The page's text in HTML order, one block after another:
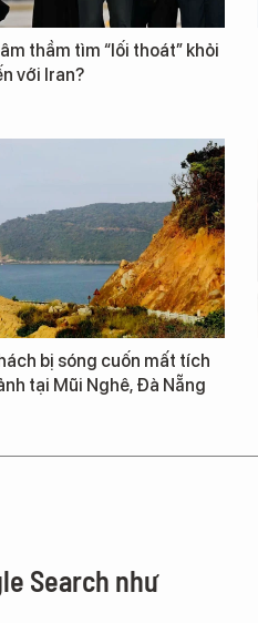
thầm tìm “lối thoát” khỏi
với Iran?
bị sóng cuốn mất tích
tại Mũi Nghê, Đà Nẵng
Search như